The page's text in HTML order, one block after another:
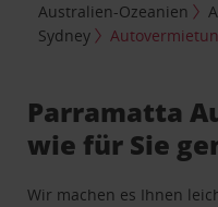
Australien-Ozeanien
Sydney
Parramatta
wie für Sie
Wir machen es Ihnen